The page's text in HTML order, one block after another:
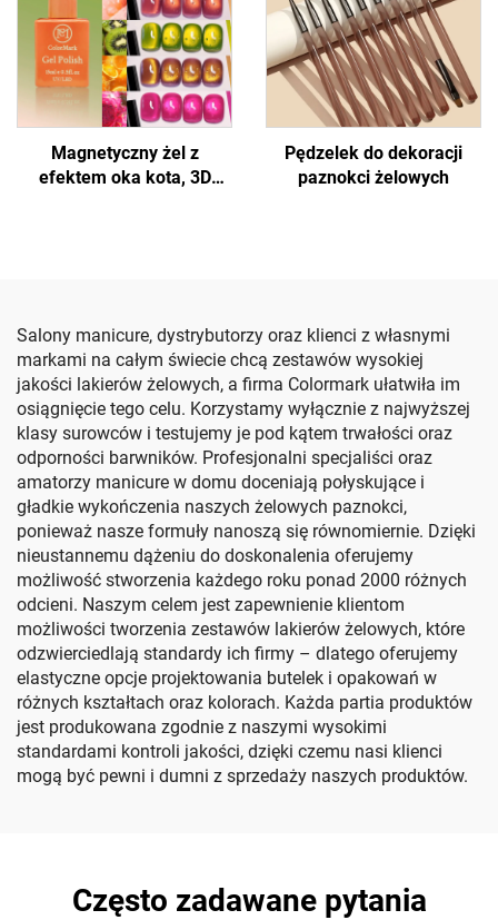
Magnetyczny żel z
efektem oka kota, 3D
Pędzelek do dekoracji
paznokci żelowych
Salony manicure, dystrybutorzy oraz klienci z własnymi
markami na całym świecie chcą zestawów wysokiej
jakości lakierów żelowych, a firma Colormark ułatwiła im
osiągnięcie tego celu. Korzystamy wyłącznie z najwyższej
klasy surowców i testujemy je pod kątem trwałości oraz
odporności barwników. Profesjonalni specjaliści oraz
amatorzy manicure w domu doceniają połyskujące i
gładkie wykończenia naszych żelowych paznokci,
ponieważ nasze formuły nanoszą się równomiernie. Dzięki
nieustannemu dążeniu do doskonalenia oferujemy
możliwość stworzenia każdego roku ponad 2000 różnych
odcieni. Naszym celem jest zapewnienie klientom
możliwości tworzenia zestawów lakierów żelowych, które
odzwierciedlają standardy ich firmy – dlatego oferujemy
elastyczne opcje projektowania butelek i opakowań w
różnych kształtach oraz kolorach. Każda partia produktów
jest produkowana zgodnie z naszymi wysokimi
standardami kontroli jakości, dzięki czemu nasi klienci
mogą być pewni i dumni z sprzedaży naszych produktów.
Często zadawane pytania